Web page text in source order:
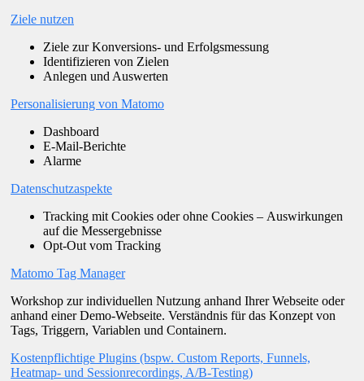
Ziele nutzen
Ziele zur Konversions- und Erfolgsmessung
Identifizieren von Zielen
Anlegen und Auswerten
Personalisierung von Matomo
Dashboard
E-Mail-Berichte
Alarme
Datenschutzaspekte
Tracking mit Cookies oder ohne Cookies – Auswirkungen
auf die Messergebnisse
Opt-Out vom Tracking
Matomo Tag Manager
Workshop zur individuellen Nutzung anhand Ihrer Webseite oder
anhand einer Demo-Webseite. Verständnis für das Konzept von
Tags, Triggern, Variablen und Containern.
Kostenpflichtige Plugins (bspw. Custom Reports, Funnels,
Heatmap- und Sessionrecordings, A/B-Testing)